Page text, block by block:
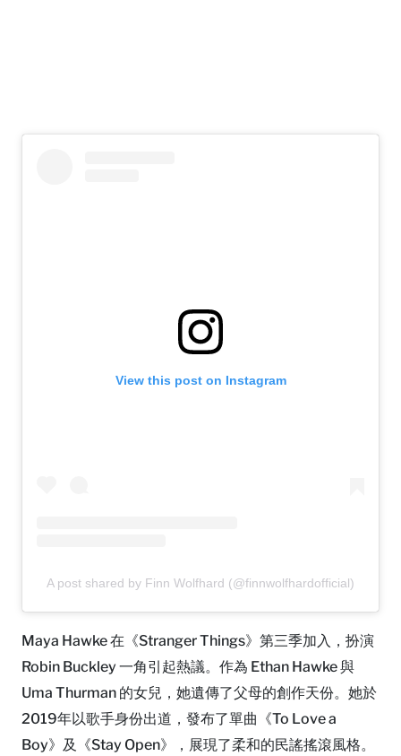
View this post on Instagram
A post shared by Finn Wolfhard (@finnwolfhardofficial)
Maya Hawke 在《Stranger Things》第三季加入，扮演
Robin Buckley 一角引起熱議。作為 Ethan Hawke 與
Uma Thurman 的女兒，她遺傳了父母的創作天份。她於
2019年以歌手身份出道，發布了單曲《To Love a
Boy》及《Stay Open》，展現了柔和的民謠搖滾風格。